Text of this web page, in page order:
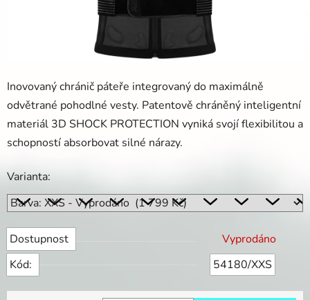
Inovovaný chránič páteře integrovaný do maximálně
odvětrané pohodlné vesty. Patentově chráněný inteligentní
materiál 3D SHOCK PROTECTION vyniká svojí flexibilitou a
schopností absorbovat silné nárazy.
Varianta:
Dostupnost
Vyprodáno
Kód:
54180/XXS